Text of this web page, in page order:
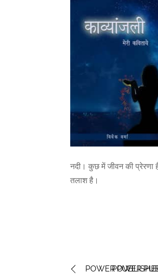
नदी। कुछ में जीवन की प्रेरणा
तलाश है।
POWERPOWER